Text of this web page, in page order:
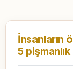
İnsanların
5 pişmanlık